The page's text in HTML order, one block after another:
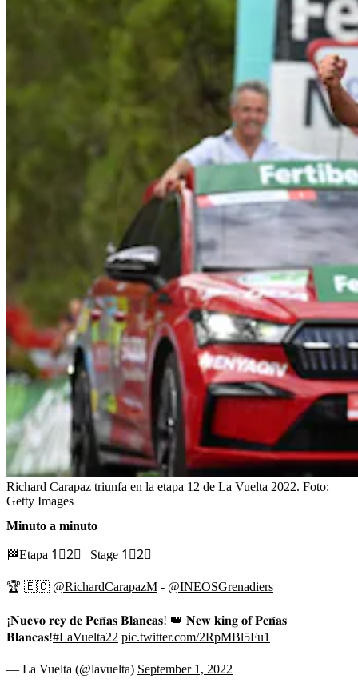
Richard Carapaz triunfa en la etapa 12 de La Vuelta 2022. Foto:
Getty Images
Minuto a minuto
🏁Etapa 1⃣2⃣ | Stage 1⃣2⃣
🏆 🇪🇨 @RichardCarapazM - @INEOSGrenadiers
¡𝐍𝐮𝐞𝐯𝐨 𝐫𝐞𝐲 𝐝𝐞 𝐏𝐞𝐧̃𝐚𝐬 𝐁𝐥𝐚𝐧𝐜𝐚𝐬! 👑 𝐍𝐞𝐰 𝐤𝐢𝐧𝐠 𝐨𝐟 𝐏𝐞𝐧̃𝐚𝐬
𝐁𝐥𝐚𝐧𝐜𝐚𝐬!#LaVuelta22 pic.twitter.com/2RpMBl5Fu1
— La Vuelta (@lavuelta) September 1, 2022